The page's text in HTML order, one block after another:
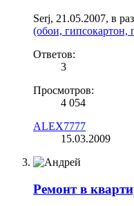
Serj, 21.05.2007, в
(обои, гипсокартон,
Ответов:
3
Просмотров:
4 054
ALEX7777
15.03.2009
Ремонт в